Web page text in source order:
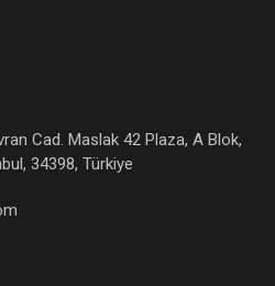
Cad. Maslak 42 Plaza, A Blok,
34398, Türkiye